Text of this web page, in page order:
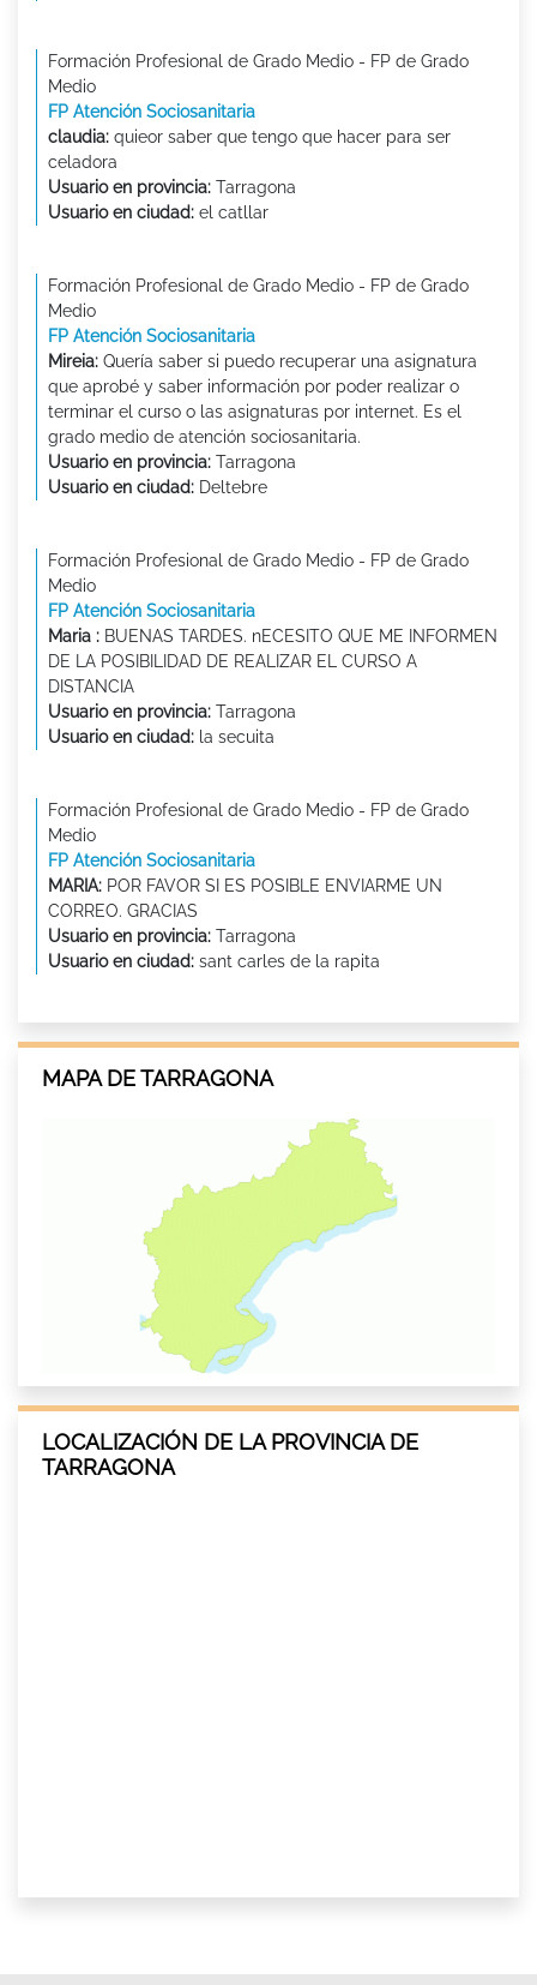
Formación Profesional de Grado Medio - FP de Grado
Medio
FP Atención Sociosanitaria
claudia: quieor saber que tengo que hacer para ser
celadora
Usuario en provincia: Tarragona
Usuario en ciudad: el catllar
Formación Profesional de Grado Medio - FP de Grado
Medio
FP Atención Sociosanitaria
Mireia: Quería saber si puedo recuperar una asignatura
que aprobé y saber información por poder realizar o
terminar el curso o las asignaturas por internet. Es el
grado medio de atención sociosanitaria.
Usuario en provincia: Tarragona
Usuario en ciudad: Deltebre
Formación Profesional de Grado Medio - FP de Grado
Medio
FP Atención Sociosanitaria
Maria : BUENAS TARDES. nECESITO QUE ME INFORMEN
DE LA POSIBILIDAD DE REALIZAR EL CURSO A
DISTANCIA
Usuario en provincia: Tarragona
Usuario en ciudad: la secuita
Formación Profesional de Grado Medio - FP de Grado
Medio
FP Atención Sociosanitaria
MARIA: POR FAVOR SI ES POSIBLE ENVIARME UN
CORREO. GRACIAS
Usuario en provincia: Tarragona
Usuario en ciudad: sant carles de la rapita
MAPA DE TARRAGONA
LOCALIZACIÓN DE LA PROVINCIA DE
TARRAGONA